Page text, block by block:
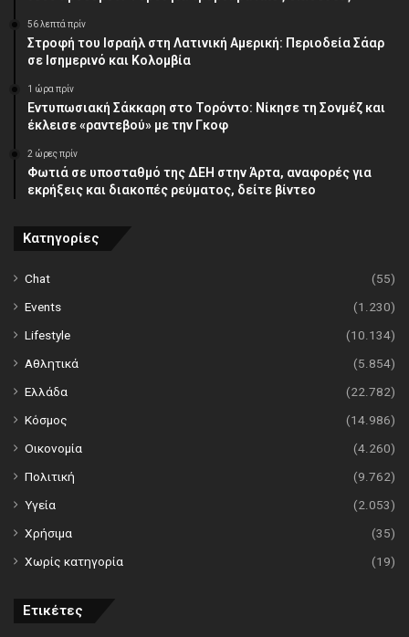
56 λεπτά πρίν
Στροφή του Ισραήλ στη Λατινική Αμερική: Περιοδεία Σάαρ
σε Ισημερινό και Κολομβία
1 ώρα πρίν
Εντυπωσιακή Σάκκαρη στο Τορόντο: Νίκησε τη Σονμέζ και
έκλεισε «ραντεβού» με την Γκοφ
2 ώρες πρίν
Φωτιά σε υποσταθμό της ΔΕΗ στην Άρτα, αναφορές για
εκρήξεις και διακοπές ρεύματος, δείτε βίντεο
Κατηγορίες
Chat
(55)
Events
(1.230)
Lifestyle
(10.134)
Αθλητικά
(5.854)
Ελλάδα
(22.782)
Κόσμος
(14.986)
Οικονομία
(4.260)
Πολιτική
(9.762)
Υγεία
(2.053)
Χρήσιμα
(35)
Χωρίς κατηγορία
(19)
Ετικέτες